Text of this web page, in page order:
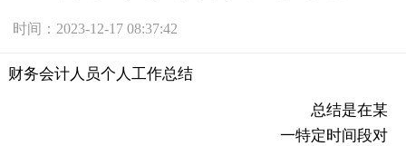
时间：2023-12-17 08:37:42
财务会计人员个人工作总结
总结是在某
一特定时间段对